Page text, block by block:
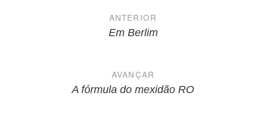
NavegaçãoANTERIOR
Em Berlim
AVANÇAR
A fórmula do mexidão RO